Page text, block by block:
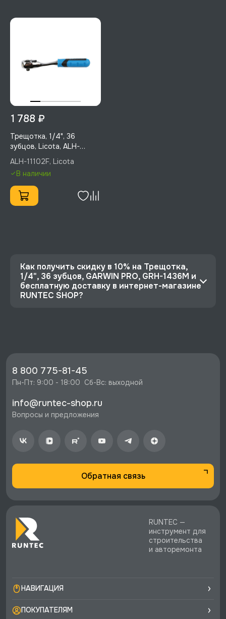
1 788 ₽
Трещотка, 1/4", 36
зубцов, Licota, ALH-
11102F
ALH-11102F, Licota
В наличии
Как получить скидку в 10% на Трещотка,
1/4", 36 зубцов, GARWIN PRO, GRH-1436M и
бесплатную доставку в интернет-магазине
RUNTEC SHOP?
⚡️ Бесплатная доставка в Москве, Санкт-
Петербурге и по РФ, если она меньше 10%
♥️ Наличие товаров, Программа лояльности,
8 800 775-81-45
Пн-Пт: 9:00 - 18:00  Сб-Вс: выходной
info@runtec-shop.ru
Вопросы и предложения
Обратная связь
RUNTEC —
инструмент для
строительства
и авторемонта
НАВИГАЦИЯ
ПОКУПАТЕЛЯМ